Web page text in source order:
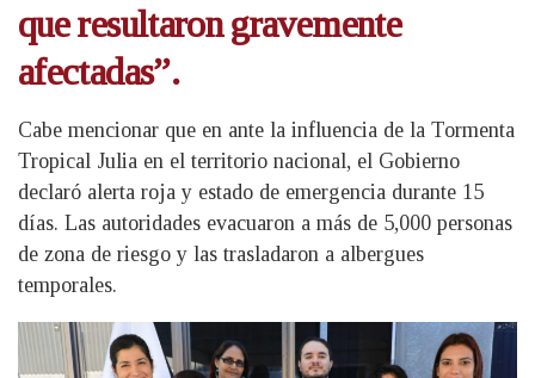
que resultaron gravemente
afectadas”.
Cabe mencionar que en ante la influencia de la Tormenta
Tropical Julia en el territorio nacional, el Gobierno
declaró alerta roja y estado de emergencia durante 15
días. Las autoridades evacuaron a más de 5,000 personas
de zona de riesgo y las trasladaron a albergues
temporales.